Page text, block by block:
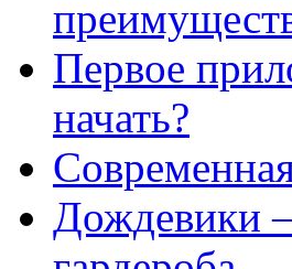
Первое
начать?
Дождевики